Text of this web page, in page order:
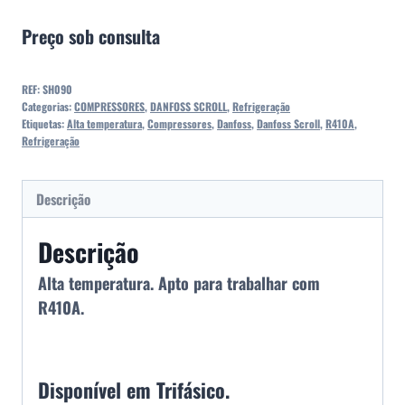
Preço sob consulta
REF:SH090
Categorias:COMPRESSORES,DANFOSS SCROLL,Refrigeração
Etiquetas:Alta temperatura,Compressores,Danfoss,Danfoss Scroll,R410A,
Refrigeração
Descrição
Descrição
Alta temperatura. Apto para trabalhar com
R410A.
Disponível em Trifásico.